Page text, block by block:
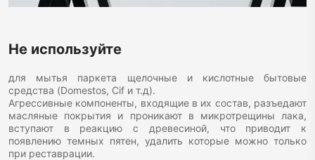
Не используйте
для мытья паркета щелочные и кислотные бытовые
средства (Domestos, Cif и т.д).
Агрессивные компоненты, входящие в их состав, разъедают
масляные покрытия и проникают в микротрещины лака,
вступают в реакцию с древесиной, что приводит к
появлению темных пятен, удалить которые можно только
при реставрации.